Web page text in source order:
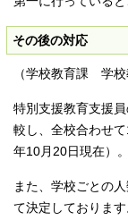
その後の対応
（学校教育課 学
特別支援教育支援
較し、全校合わせ
年10月20日現在）。
また、学校ごとの
て決定しております